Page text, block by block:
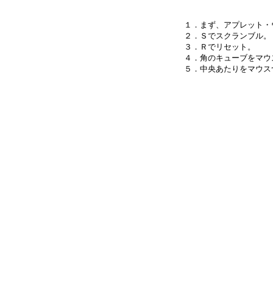
１．まず、アプレット
２．Ｓでスクランブル。
３．Ｒでリセット。
４．角のキューブをマ